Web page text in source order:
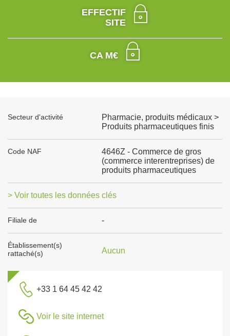
EFFECTIF
SITE
CA M€
Secteur d'activité
Pharmacie, produits médicaux >
Produits pharmaceutiques finis
Code NAF
4646Z - Commerce de gros
(commerce interentreprises) de
produits pharmaceutiques
> Voir toutes les données clés
Filiale de -
Établissement(s)
rattaché(s)
Aucun
+33 1 64 45 42 42
Voir le site internet